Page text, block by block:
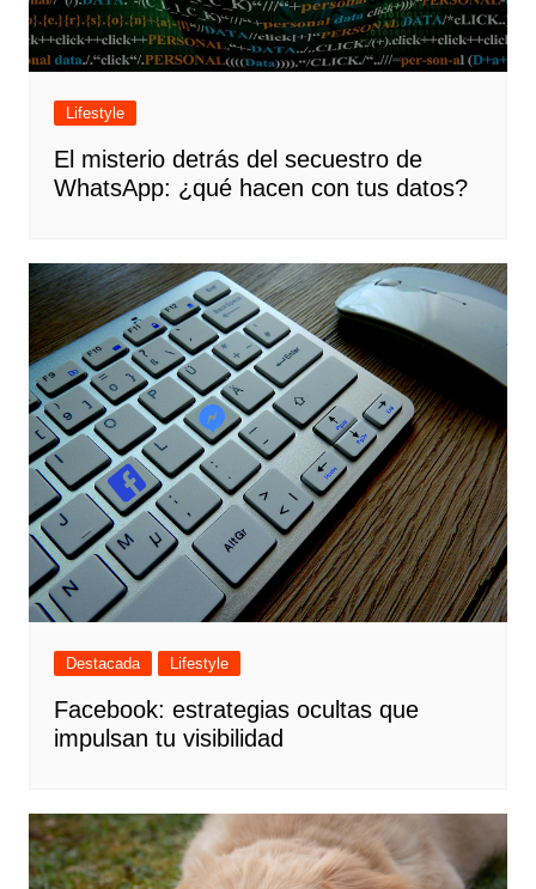
Lifestyle
El misterio detrás del secuestro de
WhatsApp: ¿qué hacen con tus datos?
Destacada Lifestyle
Facebook: estrategias ocultas que
impulsan tu visibilidad